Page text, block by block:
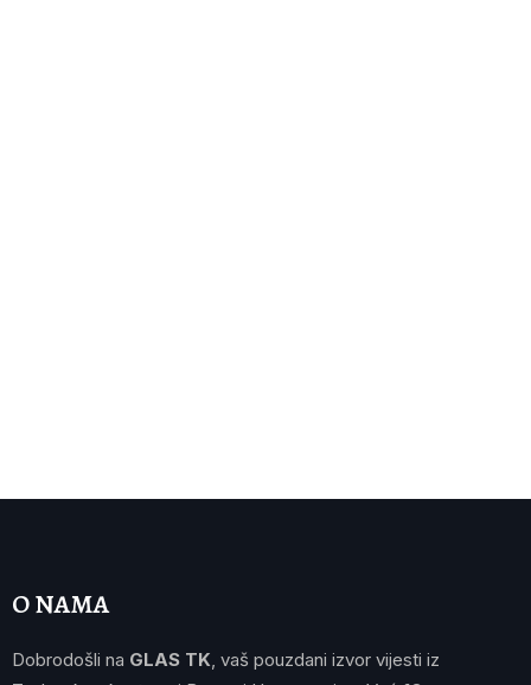
O NAMA
Dobrodošli na GLAS TK , vaš pouzdani izvor vijesti iz